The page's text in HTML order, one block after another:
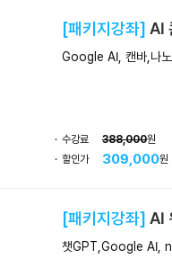
[패키지강좌] AI
Google AI, 캔바,나
수강료 388,000원
할인가
309,000원
[패키지강좌] AI
챗GPT,Google AI,